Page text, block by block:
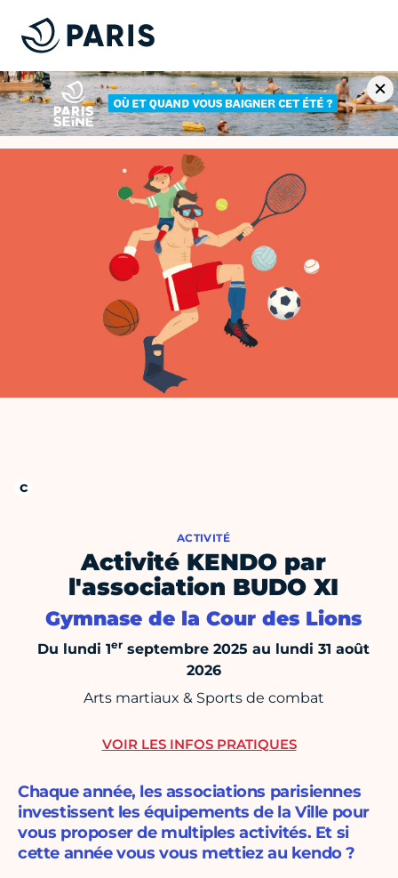
ACTIVITÉ
Activité KENDO par
l'association BUDO XI
Gymnase de la Cour des Lions
Du lundi 1er septembre 2025 au lundi 31 août
2026
Arts martiaux & Sports de combat
Chaque année, les associations parisiennes
investissent les équipements de la Ville pour
vous proposer de multiples activités. Et si
cette année vous vous mettiez au kendo ?
VOIR LES INFOS PRATIQUES